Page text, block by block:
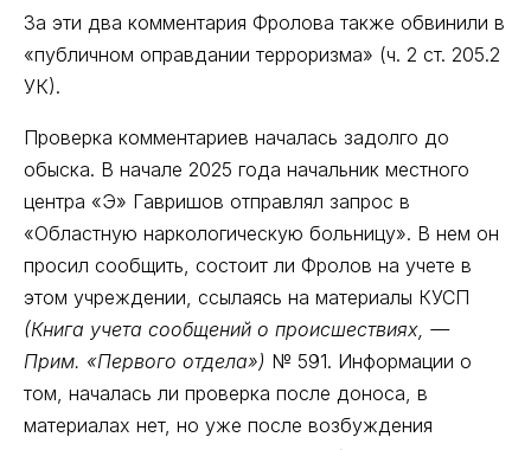
За эти два комментария Фролова также обвинили в
«публичном оправдании терроризма» (ч. 2 ст. 205.2
УК).
Проверка комментариев началась задолго до
обыска. В начале 2025 года начальник местного
центра «Э» Гавришов отправлял запрос в
«Областную наркологическую больницу». В нем он
просил сообщить, состоит ли Фролов на учете в
этом учреждении, ссылаясь на материалы КУСП
(Книга учета сообщений о происшествиях, —
Прим. «Первого отдела») № 591. Информации о
том, началась ли проверка после доноса, в
материалах нет, но уже после возбуждения